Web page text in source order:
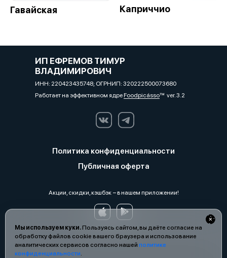
Мы используем куки.Пользуясь сайтом, вы даёте согласие на
обработку файлов cookie вашего браузера и использование
аналитических сервисов согласно нашей политике
конфиденциальности.
Гавайская Каприччио
ИП ЕФРЕМОВ ТИМУР
ВЛАДИМИРОВИЧ
ИНН: 220423435748; ОГРНИП: 320222500073680
Работает на эффективном ядреFoodpicássover. 3.2
Политика конфиденциальности
Публичная оферта
Акции, скидки, кэшбэк − в нашем приложении!